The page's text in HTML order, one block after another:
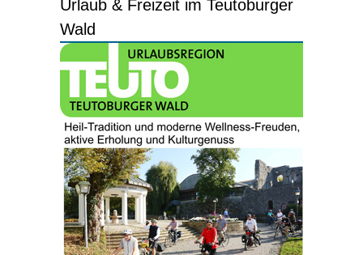
Urlaub & Freizeit im Teutoburger
Wald